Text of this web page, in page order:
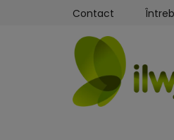
Contact